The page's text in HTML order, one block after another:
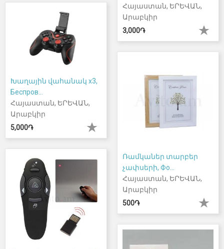
Հայաստան, ԵՐԵՎԱՆ,
Արաբկիր
3,000֏
Խաղային վահանակ x3,
Беспров...
Հայաստան, ԵՐԵՎԱՆ,
Արաբկիր
5,000֏
Ռամկաներ տարբեր
չափսերի, Фо...
Հայաստան, ԵՐԵՎԱՆ,
Արաբկիր
500֏